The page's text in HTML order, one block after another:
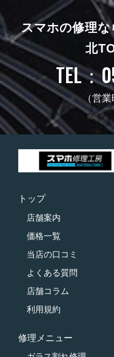
スマホの修理な
北
TEL：
（営業
トップ
店舗案内
価格一覧
当店の口コミ
よくある質問
店舗コラム
利用規約
修理メニュー